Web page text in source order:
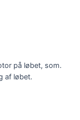
på løbet, som.
af løbet.